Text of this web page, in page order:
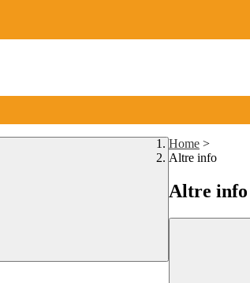
Home >
Altre info
Altre info